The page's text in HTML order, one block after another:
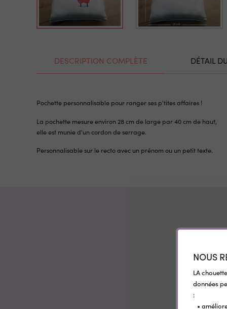
DESCRIPTION COMPLÈTE DÉTAIL
Pochette personnalisable pour ranger ses p'tites affaires !
La pochette mesure environ 28 cm de large par 40 cm de haut,
elle est munie d'un cordon de serrage.
Personnalisable sur le recto avec un prénom ou un petit texte.
NOUS
LA
données
:
•